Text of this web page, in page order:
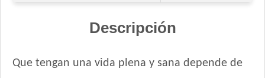
Fawna Cachorro Mordida Mediana y Grande
Ganacan Perro Cachorro Leche y Carne
Descripción
Que tengan una vida plena y sana depende de